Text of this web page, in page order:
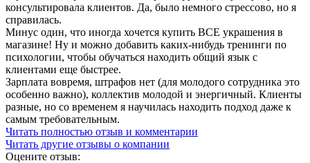
консультировала клиентов. Да, было немного стрессово, но я
справилась.
Минус один, что иногда хочется купить ВСЕ украшения в
магазине! Ну и можно добавить каких-нибудь тренинги по
психологии, чтобы обучаться находить общий язык с
клиентами еще быстрее.
Зарплата вовремя, штрафов нет (для молодого сотрудника это
особенно важно), коллектив молодой и энергичный. Клиенты
разные, но со временем я научилась находить подход даже к
самым требовательным.
Читать полностью отзыв и комментарии
Читать другие отзывы о компании
Оцените отзыв: